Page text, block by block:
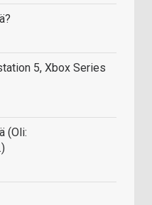
5, Xbox Series
(Oli: